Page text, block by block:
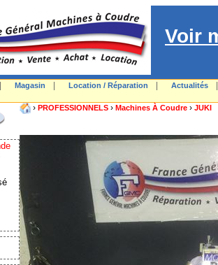
Voir
Magasin Location / Réparation Actualités
› PROFESSIONNELS › Machines À Coudre › JUKI